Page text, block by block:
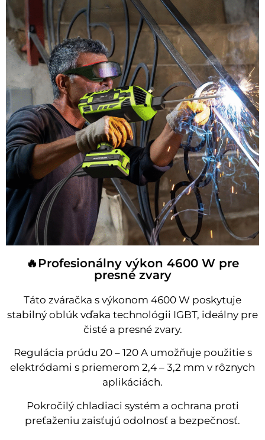
🔥Profesionálny výkon 4600 W pre
presné zvary
Táto zváračka s výkonom 4600 W poskytuje
stabilný oblúk vďaka technológii IGBT, ideálny pre
čisté a presné zvary.
Regulácia prúdu 20 – 120 A umožňuje použitie s
elektródami s priemerom 2,4 – 3,2 mm v rôznych
aplikáciách.
Pokročilý chladiaci systém a ochrana proti
preťaženiu zaisťujú odolnosť a bezpečnosť.